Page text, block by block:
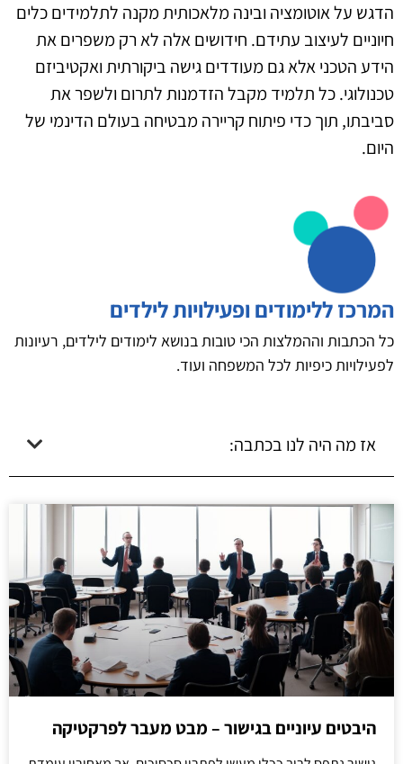
הדגש על אוטומציה ובינה מלאכותית מקנה לתלמידים כלים
חיוניים לעיצוב עתידם. חידושים אלה לא רק משפרים את
הידע הטכני אלא גם מעודדים גישה ביקורתית ואקטיביזם
טכנולוגי. כל תלמיד מקבל הזדמנות לתרום ולשפר את
סביבתו, תוך כדי פיתוח קריירה מבטיחה בעולם הדינמי של
היום.
המרכז ללימודים ופעילויות לילדים
כל הכתבות וההמלצות הכי טובות בנושא לימודים לילדים, רעיונות
לפעילויות כיפיות לכל המשפחה ועוד.
אז מה היה לנו בכתבה:
היבטים עיוניים בגישור – מבט מעבר לפרקטיקה